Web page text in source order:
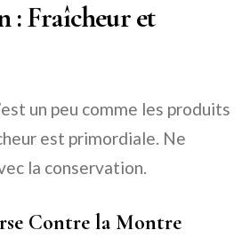
: Fraîcheur et
un peu comme les produits
est primordiale. Ne
la conservation.
Contre la Montre